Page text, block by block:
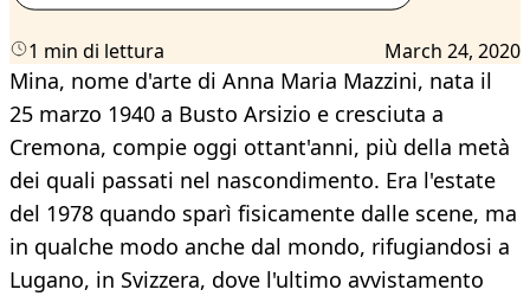
1 min di lettura March 24, 2020
Mina, nome d'arte di Anna Maria Mazzini, nata il
25 marzo 1940 a Busto Arsizio e cresciuta a
Cremona, compie oggi ottant'anni, più della metà
dei quali passati nel nascondimento. Era l'estate
del 1978 quando sparì fisicamente dalle scene, ma
in qualche modo anche dal mondo, rifugiandosi a
Lugano, in Svizzera, dove l'ultimo avvistamento